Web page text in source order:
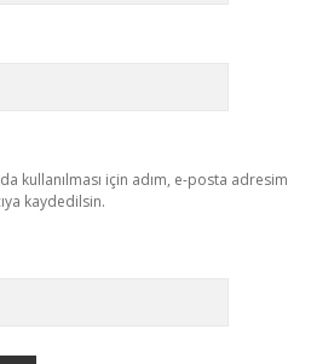
kullanılması için adım, e-posta adresim
kaydedilsin.